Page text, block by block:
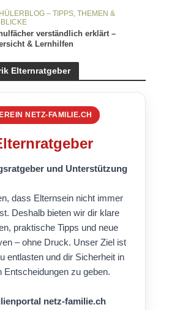
– TIPPS, THEMEN &
verständlich erklärt –
& Lernhilfen
Elternratgeber
NETZ-FAMILIE.CH
und Unterstützung
dass Elternsein nicht immer
Deshalb bieten wir dir klare
praktische Tipps und neue
– ohne Druck. Unser Ziel ist
entlasten und dir Sicherheit in
Entscheidungen zu geben.
netz-familie.ch